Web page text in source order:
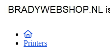
Printers